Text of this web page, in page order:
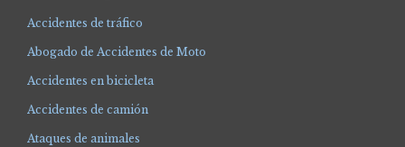
Accidentes de tráfico
Abogado de Accidentes de Moto
Accidentes en bicicleta
Accidentes de camión
Ataques de animales